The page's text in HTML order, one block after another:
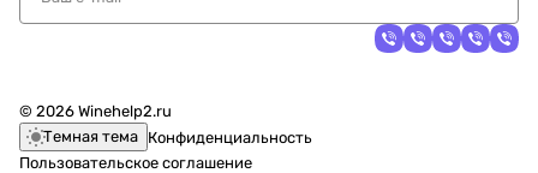
© 2026 Winehelp2.ru
Темная тема Конфиденциальность
Пользовательское соглашение